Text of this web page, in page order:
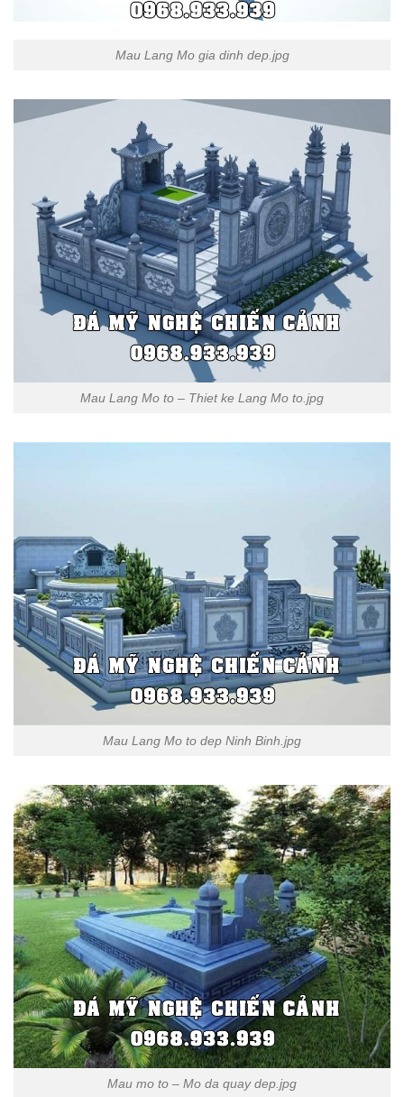
Mau Lang Mo gia dinh dep.jpg
Mau Lang Mo to – Thiet ke Lang Mo to.jpg
Mau Lang Mo to dep Ninh Binh.jpg
Mau mo to – Mo da quay dep.jpg